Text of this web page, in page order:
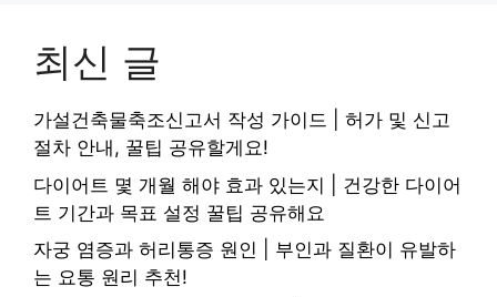
최신 글
가설건축물축조신고서 작성 가이드 | 허가 및 신고
절차 안내, 꿀팁 공유할게요!
다이어트 몇 개월 해야 효과 있는지 | 건강한 다이어
트 기간과 목표 설정 꿀팁 공유해요
자궁 염증과 허리통증 원인 | 부인과 질환이 유발하
는 요통 원리 추천!